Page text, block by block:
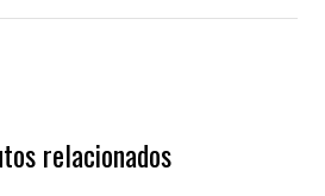
relacionados